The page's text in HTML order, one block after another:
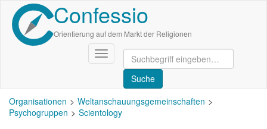
Direkt
zum
Inhalt
Confessio
Orientierung auf dem Markt der Religionen
Navigation
aktivieren/deaktivieren
Organisationen
Weltanschauungsgemeinschaften
Psychogruppen
Scientology